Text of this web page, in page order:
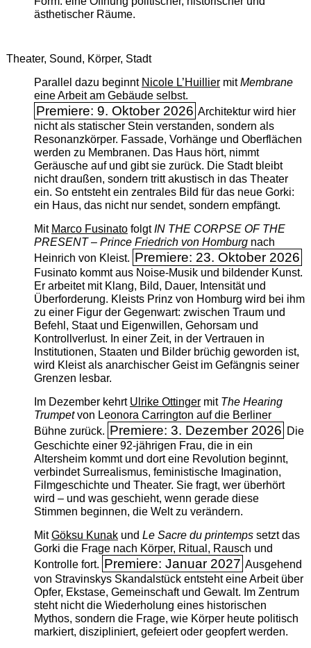
ästhetischer Räume.
Theater, Sound, Körper, Stadt
Parallel dazu beginnt Nicole L’Huilliermit ­Membrane
eine Arbeit am Gebäude selbst.
Premiere: 9. Oktober 2026 Architektur wird hier
nicht als statischer Stein verstanden, sondern als
Resonanzkörper. Fassade, Vorhänge und Oberflächen
werden zu Membranen. Das Haus hört, nimmt
Geräusche auf und gibt sie zurück. Die Stadt bleibt
nicht draußen, sondern tritt akustisch in das Theater
ein. So entsteht ein zentrales Bild für das neue Gorki:
ein Haus, das nicht nur sendet, sondern empfängt.
Mit Marco FusinatofolgtIN THE CORPSE OF THE
PRESENT – Prince Friedrich von Homburgnach
Heinrich von Kleist. Premiere: 23. Oktober 2026
Fusinato kommt aus Noise-Musik und bildender Kunst.
Er arbeitet mit Klang, Bild, Dauer, Intensität und
Überforderung. Kleists Prinz von Homburg wird bei ihm
zu einer Figur der Gegenwart: zwischen Traum und
Befehl, Staat und Eigenwillen, Gehorsam und
Kontrollverlust. In einer Zeit, in der Vertrauen in
Institutionen, Staaten und Bilder brüchig geworden ist,
wird Kleist als anarchischer Geist im Gefängnis seiner
Grenzen lesbar.
Im Dezember kehrt Ulrike Ottingermit The ­Hearing
Trumpetvon Leonora Carrington auf die Berliner
Bühne zurück. Premiere: 3. Dezember 2026 Die
Geschichte einer 92-jährigen Frau, die in ein
Altersheim kommt und dort eine Revolution beginnt,
verbindet Surrealismus, feministische Imagination,
Filmgeschichte und Theater. Sie fragt, wer überhört
wird – und was geschieht, wenn gerade diese
Stimmen beginnen, die Welt zu verändern.
MitGöksu Kunakund Le Sacre du printempssetzt das
Gorki die Frage nach Körper, Ritual, Rausch und
Kontrolle fort. Premiere: Januar 2027 Ausgehend
von Stravinskys Skandalstück entsteht eine Arbeit über
Opfer, Ekstase, Gemeinschaft und Gewalt. Im Zentrum
steht nicht die Wiederholung eines historischen
Mythos, sondern die Frage, wie Körper heute politisch
markiert, diszipliniert, gefeiert oder geopfert werden.